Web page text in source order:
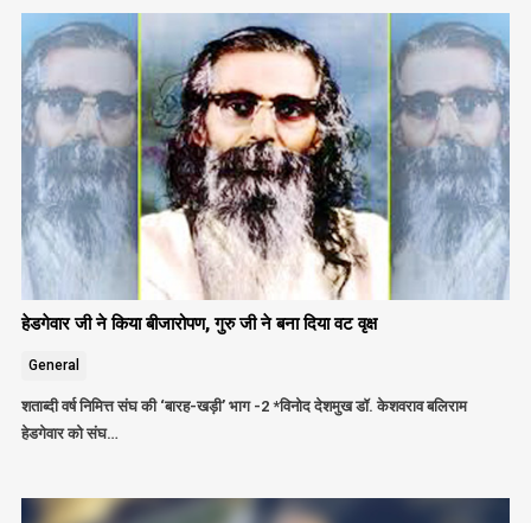
हेडगेवार जी ने किया बीजारोपण, गुरु जी ने बना दिया वट वृक्ष
General
शताब्दी वर्ष निमित्त संघ की ‘बारह-खड़ी’ भाग -2 *विनोद देशमुख डॉ. केशवराव बलिराम
हेडगेवार को संघ…